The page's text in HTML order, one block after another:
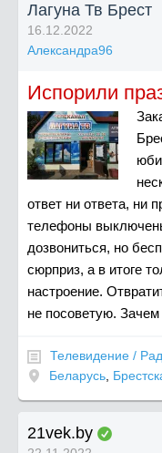
Лагуна Тв Брест
16.12.2022
Александра96
Испорили
ответ ни ответа, ни
телефоны
дозвониться, но
сюрприз, а в итоге
настроение.
не посоветую. Зачем
Телевидение /
Беларусь
21vek.by